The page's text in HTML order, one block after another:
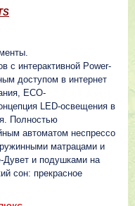
с интерактивной Power-
доступом в интернет
ECO-
LED-освещения в
Полностью
автоматом неспрессо
матрацами и
и подушками на
сон: прекрасное